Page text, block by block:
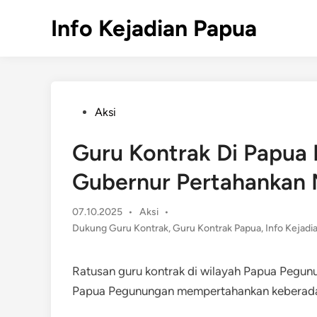
Info Kejadian Papua
PostedAksi
Guru Kontrak Di
Gubernur Pertahankan
07.10.2025 •
Posted
in
Aksi
•
Dukung Guru Kontrak,Guru Kontrak Papua, Info
Ratusan guru kontrak di wilayah Papua
Papua Pegunungan mempertahankan